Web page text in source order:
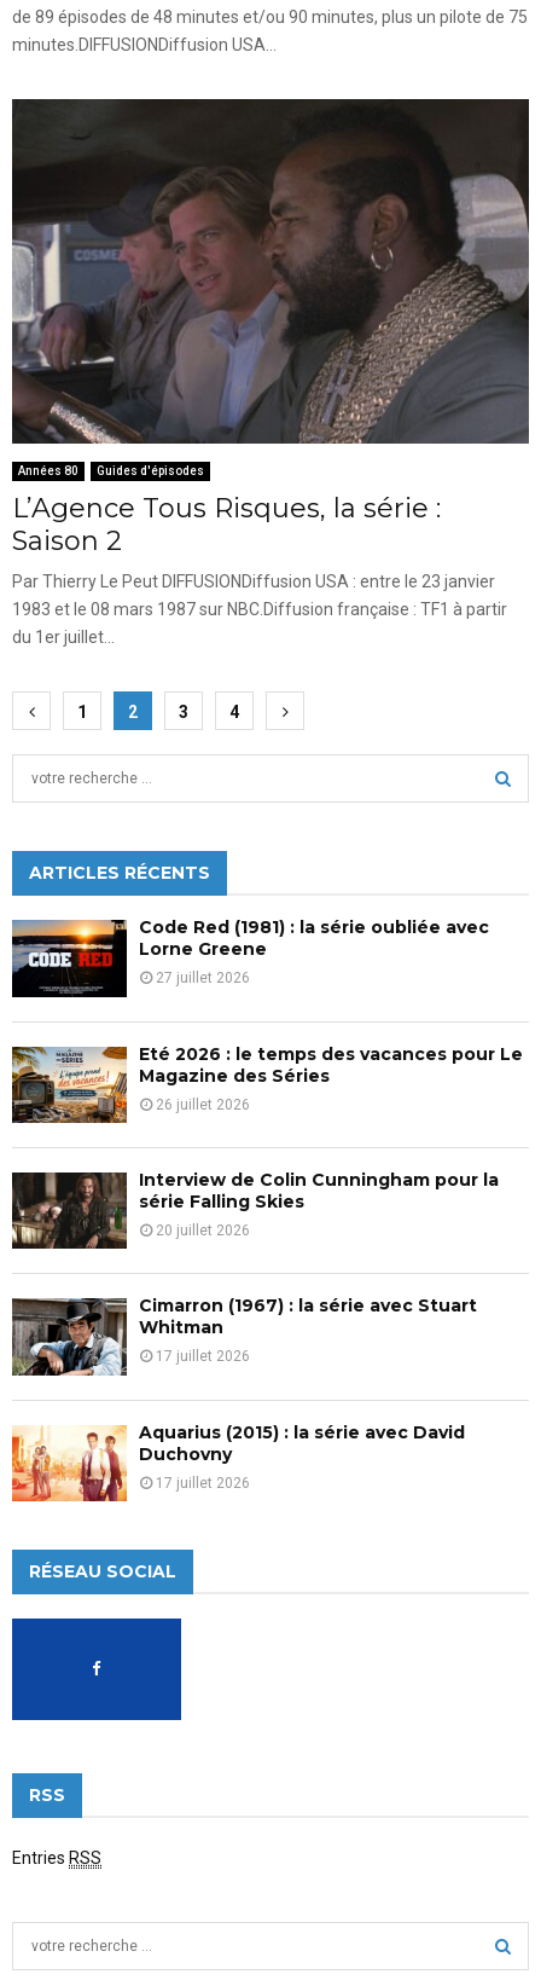
de 89 épisodes de 48 minutes et/ou 90 minutes, plus un pilote de 75
minutes.DIFFUSIONDiffusion USA...
Années 80 Guides d'épisodes
L’Agence Tous Risques, la série :
Saison 2
Par Thierry Le Peut DIFFUSIONDiffusion USA : entre le 23 janvier
1983 et le 08 mars 1987 sur NBC.Diffusion française : TF1 à partir
du 1er juillet...
Pagination
des
publications
1 2 3 4
h
f
o
r
:
C
ARTICLES RÉCENTS
Code Red (1981) : la série oubliée avec
Lorne Greene
27 juillet 2026
Eté 2026 : le temps des vacances pour Le
Magazine des Séries
26 juillet 2026
Interview de Colin Cunningham pour la
série Falling Skies
20 juillet 2026
Cimarron (1967) : la série avec Stuart
Whitman
17 juillet 2026
Aquarius (2015) : la série avec David
Duchovny
17 juillet 2026
RÉSEAU SOCIAL
RSS
Entries RSS